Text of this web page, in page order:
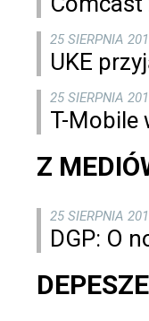
25 SIERPNIA
UKE
25 SIERPNIA
T-Mobile
Z
25 SIERPNIA
DGP: O
DEPESZE